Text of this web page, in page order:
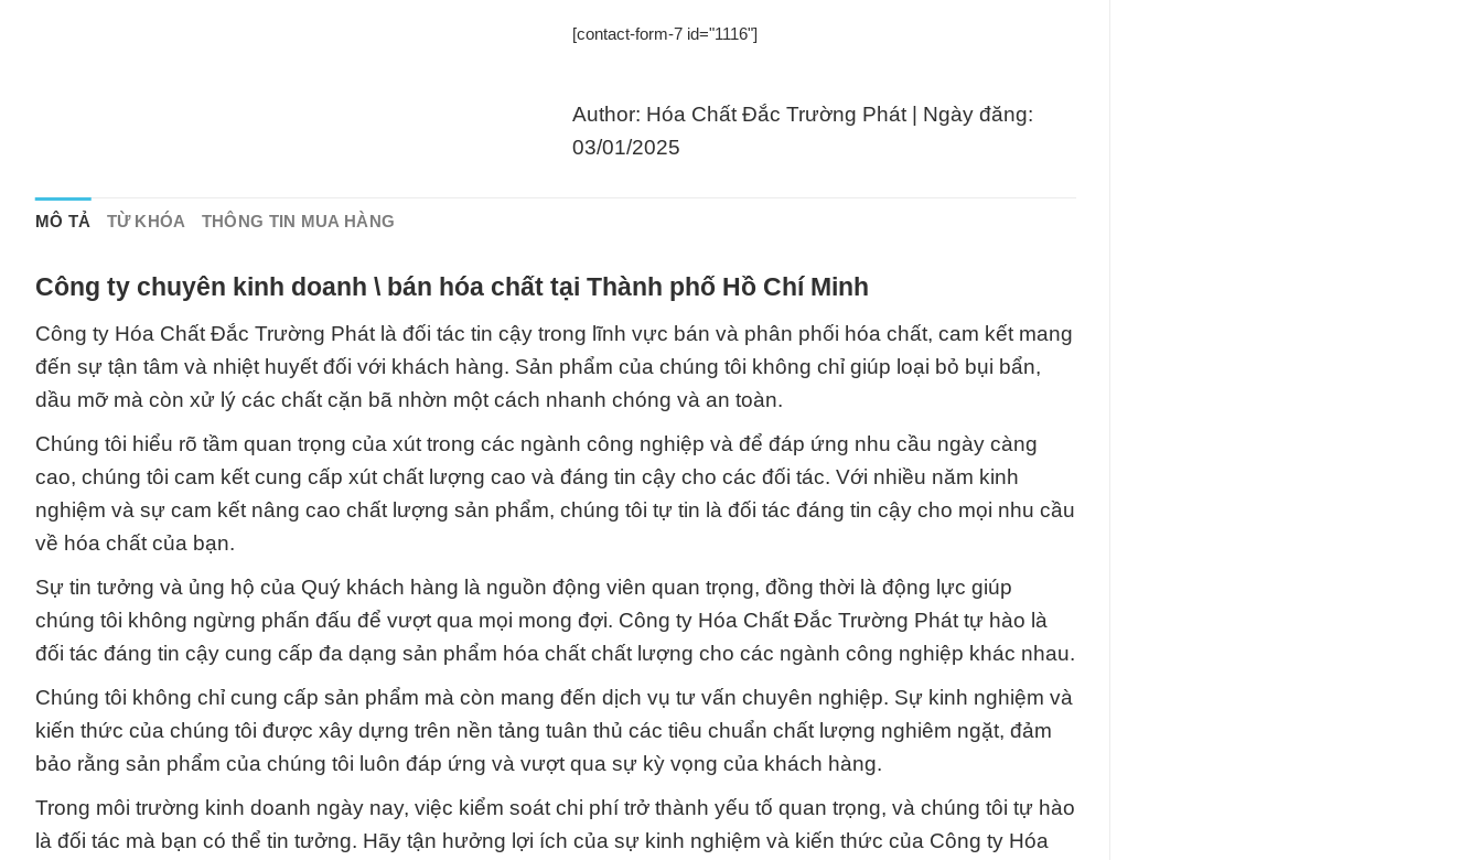
[contact-form-7 id="1116"]
Author: Hóa Chất Đắc Trường Phát | Ngày đăng:
03/01/2025
MÔ TẢ TỪ KHÓA THÔNG TIN MUA HÀNG
Công ty chuyên kinh doanh \ bán hóa chất tại Thành phố Hồ Chí Minh
Công ty Hóa Chất Đắc Trường Phát là đối tác tin cậy trong lĩnh vực bán và phân phối hóa chất, cam kết mang
đến sự tận tâm và nhiệt huyết đối với khách hàng. Sản phẩm của chúng tôi không chỉ giúp loại bỏ bụi bẩn,
dầu mỡ mà còn xử lý các chất cặn bã nhờn một cách nhanh chóng và an toàn.
Chúng tôi hiểu rõ tầm quan trọng của xút trong các ngành công nghiệp và để đáp ứng nhu cầu ngày càng
cao, chúng tôi cam kết cung cấp xút chất lượng cao và đáng tin cậy cho các đối tác. Với nhiều năm kinh
nghiệm và sự cam kết nâng cao chất lượng sản phẩm, chúng tôi tự tin là đối tác đáng tin cậy cho mọi nhu cầu
về hóa chất của bạn.
Sự tin tưởng và ủng hộ của Quý khách hàng là nguồn động viên quan trọng, đồng thời là động lực giúp
chúng tôi không ngừng phấn đấu để vượt qua mọi mong đợi. Công ty Hóa Chất Đắc Trường Phát tự hào là
đối tác đáng tin cậy cung cấp đa dạng sản phẩm hóa chất chất lượng cho các ngành công nghiệp khác nhau.
Chúng tôi không chỉ cung cấp sản phẩm mà còn mang đến dịch vụ tư vấn chuyên nghiệp. Sự kinh nghiệm và
kiến thức của chúng tôi được xây dựng trên nền tảng tuân thủ các tiêu chuẩn chất lượng nghiêm ngặt, đảm
bảo rằng sản phẩm của chúng tôi luôn đáp ứng và vượt qua sự kỳ vọng của khách hàng.
Trong môi trường kinh doanh ngày nay, việc kiểm soát chi phí trở thành yếu tố quan trọng, và chúng tôi tự hào
là đối tác mà bạn có thể tin tưởng. Hãy tận hưởng lợi ích của sự kinh nghiệm và kiến thức của Công ty Hóa